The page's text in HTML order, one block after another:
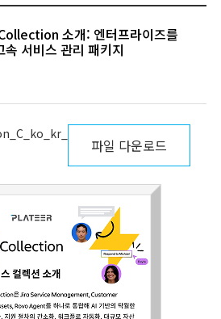
소개: 엔터프라이즈를
서비스 관리 패키지
파일 다운로드